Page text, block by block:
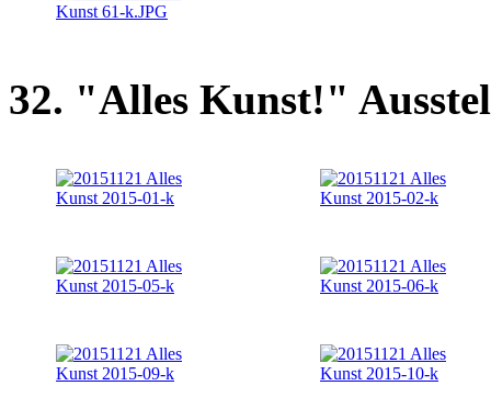
32. "Alles Kunst!"